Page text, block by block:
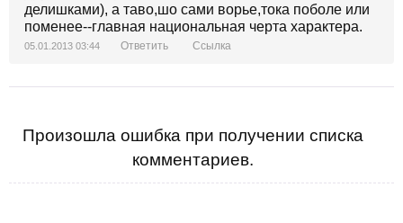
делишками), а таво,шо сами ворье,тока поболе или
поменее--главная национальная черта характера.
05.01.2013 03:44 Ответить Ссылка
Произошла ошибка при получении списка
комментариев.